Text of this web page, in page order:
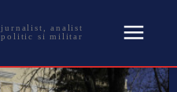
jurnalist, analist
politic si militar